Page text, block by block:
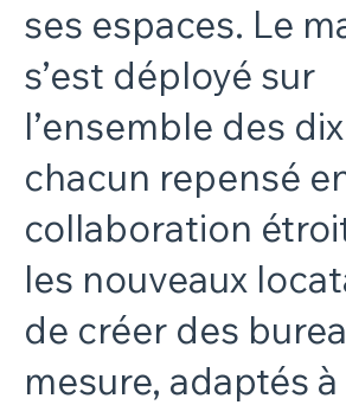
ses espaces. Le
s’est déployé sur
l’ensemble des
chacun repensé
collaboration
les nouveaux
de créer des
mesure, adaptés